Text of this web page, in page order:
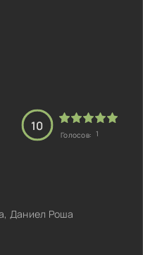
10
Голосов: 1
Даниел Роша